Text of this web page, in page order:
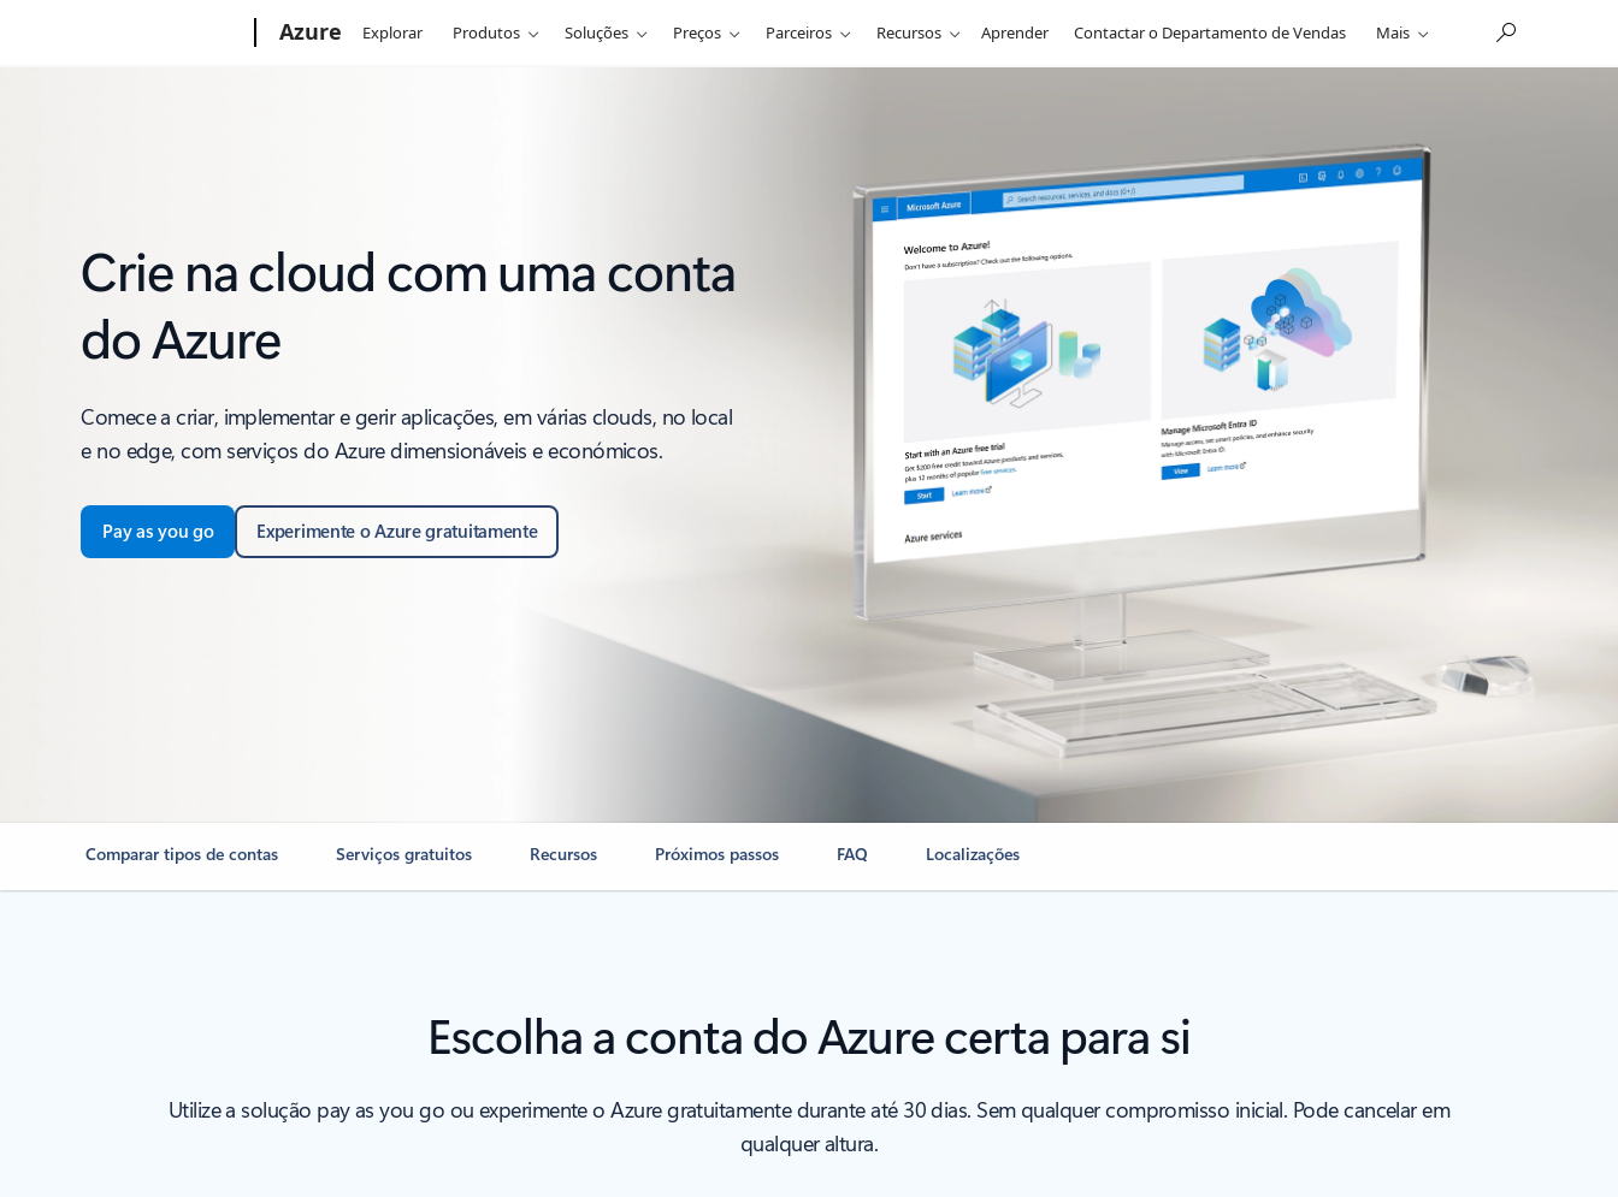
Azure Explorar Produtos Soluções Preços Parceiros Recursos Aprender Contactar o Departamento de Vendas Mais
Crie na cloud com uma conta
do Azure
Comece a criar, implementar e gerir aplicações, em várias clouds, no local
e no edge, com serviços do Azure dimensionáveis e económicos.
Pay as you go Experimente o Azure gratuitamente
Comparar tipos de contas Serviços gratuitos Recursos Próximos passos FAQ Localizações
Escolha a conta do Azure certa para si
Utilize a solução pay as you go ou experimente o Azure gratuitamente durante até 30 dias. Sem qualquer compromisso inicial. Pode cancelar em
qualquer altura.